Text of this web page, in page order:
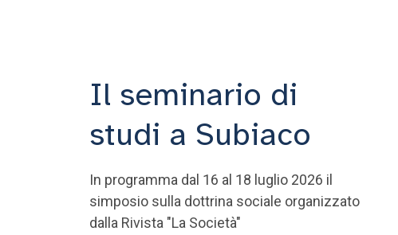
Il seminario di
studi a Subiaco
In programma dal 16 al 18 luglio 2026 il
simposio sulla dottrina sociale organizzato
dalla Rivista "La Società"